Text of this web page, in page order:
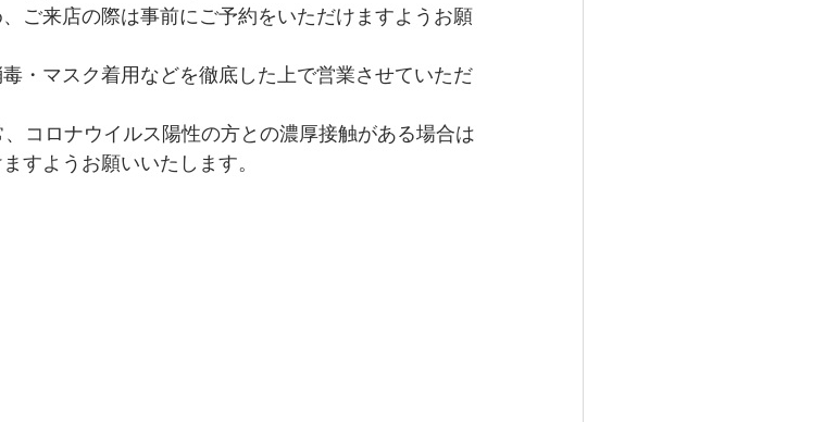
ご来店の際は事前にご予約をいただけますようお願
・マスク着用などを徹底した上で営業させていただ
コロナウイルス陽性の方との濃厚接触がある場合は
すようお願いいたします。